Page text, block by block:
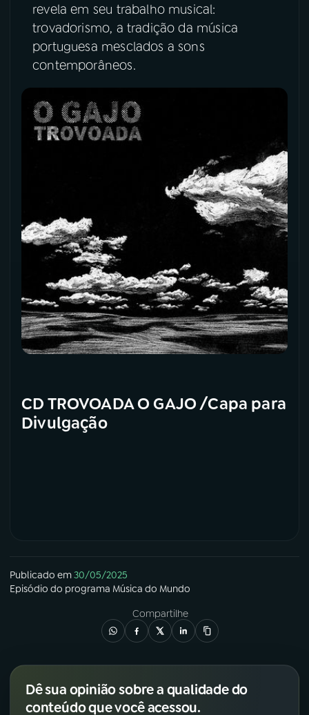
revela em seu trabalho musical:
trovadorismo, a tradição da música
portuguesa mesclados a sons
contemporâneos.
CD TROVOADA O GAJO /Capa para
Divulgação
Publicado em30/05/2025
Episódio do programa Música do Mundo
Compartilhe
Dê sua opinião sobre a qualidade do
conteúdo que você acessou.